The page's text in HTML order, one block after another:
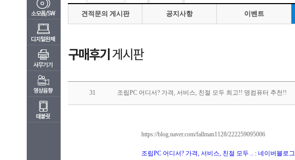
견적문의 게시판 공지사항 이벤트
31 조립PC 어디서? 가격, 서비스, 친절 모두 최고!! 명컴퓨터 추천!!
https://blog.naver.com/fallman1128/222259095006
조립PC 어디서? 가격, 서비스, 친절 모두 .. : 네이버블로그